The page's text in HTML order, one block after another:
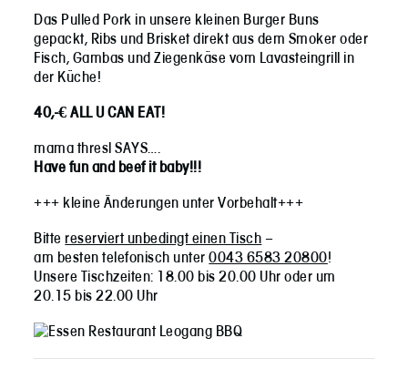
Das Pulled Pork in unsere kleinen Burger Buns
gepackt, Ribs und Brisket direkt aus dem Smoker oder
Fisch, Gambas und Ziegenkäse vom Lavasteingrill in
der Küche!
40,-€ ALL U CAN EAT!
mama thresl SAYS….
Have fun and beef it baby!!!
+++ kleine Änderungen unter Vorbehalt+++
Bitte reserviert unbedingt einen Tisch –
am besten telefonisch unter0043 6583 20800!
Unsere Tischzeiten: 18.00 bis 20.00 Uhr oder um
20.15 bis 22.00 Uhr